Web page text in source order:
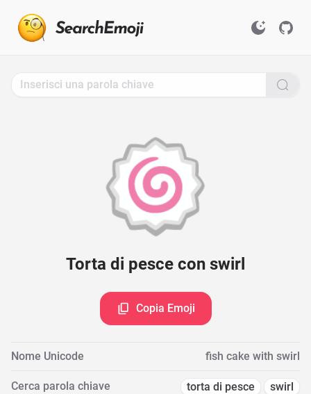
Click
🍥
Torta di pesce con swirl
Copia Emoji
Nome Unicode fish cake with swirl
Cerca parola chiave torta di pesce
swirl